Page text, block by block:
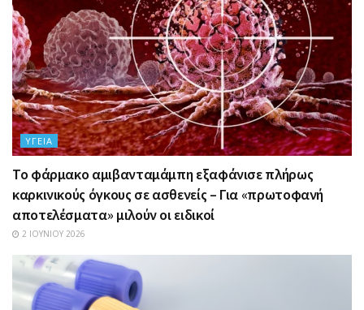
ΥΓΕΊΑ
Το φάρμακο αμιβανταμάμπη εξαφάνισε πλήρως
καρκινικούς όγκους σε ασθενείς – Για «πρωτοφανή
αποτελέσματα» μιλούν οι ειδικοί
2 ΙΟΥΝΊΟΥ 2026